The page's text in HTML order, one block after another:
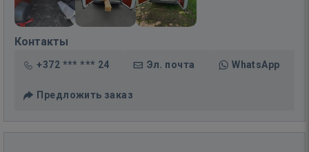
Контакты
+372 *** *** 24 Эл. почта WhatsApp
Предложить заказ